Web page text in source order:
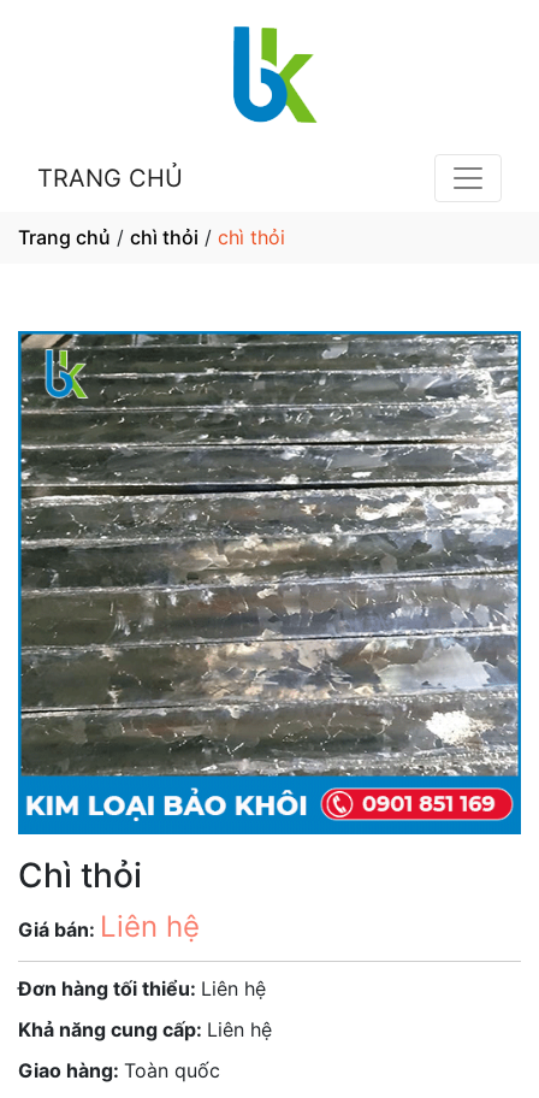
TRANG CHỦ
Trang chủ / chì thỏi / chì thỏi
Chì thỏi
Giá bán: Liên hệ
Đơn hàng tối thiểu: Liên hệ
Khả năng cung cấp: Liên hệ
Giao hàng: Toàn quốc